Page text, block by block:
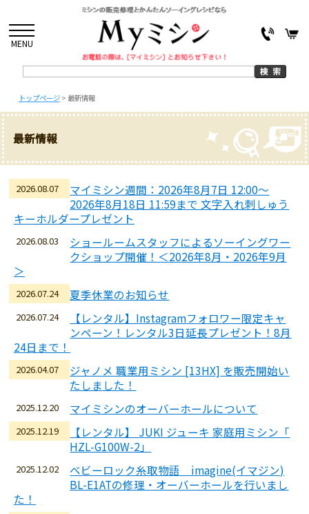
MENU
トップページ> 最新情報
最新情報
2026.08.07
マイミシン週間：2026年8月7日 12:00～
2026年8月18日 11:59まで 文字入れ刺しゅう
キーホルダープレゼント
2026.08.03
ショールームスタッフによるソーイングワー
クショップ開催！＜2026年8月・2026年9月
＞
2026.07.24 夏季休業のお知らせ
2026.07.24
【レンタル】Instagramフォロワー限定キャ
ンペーン！レンタル3日延長プレゼント！8月
24日まで！
2026.04.07
ジャノメ 職業用ミシン [13HX] を販売開始い
たしました！
2025.12.20 マイミシンのオーバーホールについて
2025.12.19
【レンタル】 JUKI ジューキ 家庭用ミシン「
HZL-G100W-2」
2025.12.02
ベビーロック糸取物語 imagine(イマジン)
BL-E1ATの修理・オーバーホールを行いまし
た！